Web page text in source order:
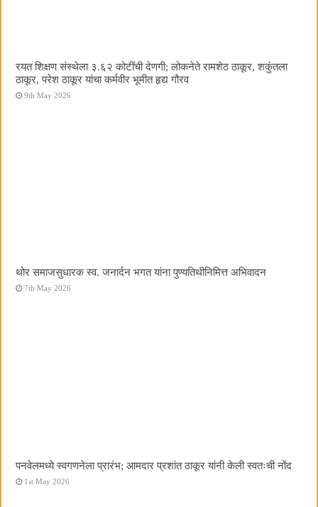
रयत शिक्षण संस्थेला ३.६२ कोटींची देणगी; लोकनेते रामशेठ ठाकूर, शकुंतला
ठाकूर, परेश ठाकूर यांचा कर्मवीर भूमीत हृद्य गौरव
9th May 2026
थोर समाजसुधारक स्व. जनार्दन भगत यांना पुण्यतिथीनिमित्त अभिवादन
7th May 2026
पनवेलमध्ये स्वगणनेला प्रारंभ; आमदार प्रशांत ठाकूर यांनी केली स्वतःची नोंद
1st May 2026